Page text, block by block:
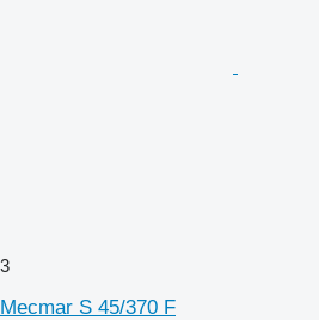
3
Mecmar S 45/370 F